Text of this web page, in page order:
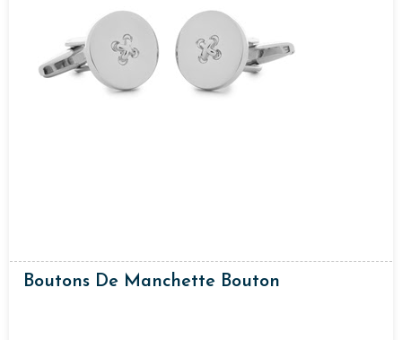
Boutons De Manchette Bouton